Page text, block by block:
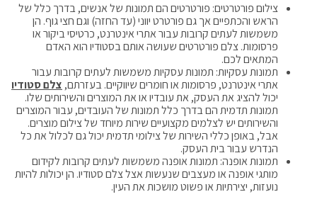
צילום פורטרטים: פורטרטים הם תמונות של אנשים, בדרך כלל של
הראש והכתפיים אך גם פורטרט יווני (עד החזה) וגם חצי גוף. הן
משמשות לעתים קרובות עבור אתרי אינטרנט, כרטיסי ביקור או
פרסומות. צלם פורטרטים שעושה אותם בסטודיו הוא האדם
המתאים לכם.
תמונות עסקיות: תמונות עסקיות משמשות לעתים קרובות עבור
אתרי אינטרנט, פרסומות או חומרים שיווקיים. בעזרתם, צלם סטודיו
יכול להציג את העסק, את עובדיו או את המוצרים והשירותים שלו.
תמונות תדמית הם בדרך כלל תמונות של העובדים, עבור המוצרים
והשירותים יש לצלמים מקצועיים שירות מיוחד של צילום מוצרים.
אבל, באופן כללי השירות של צילומי תדמית יכול גם לכלול את כל
הנדרש עבור בית העסק.
תמונות אופנה: תמונות אופנה משמשות לעתים קרובות לקידום
מותגי אופנה או מעצבים שנעשות אצל צלם סטודיו. הן יכולות להיות
נועזות, יצירתיות או פשוט מושכות את העין.